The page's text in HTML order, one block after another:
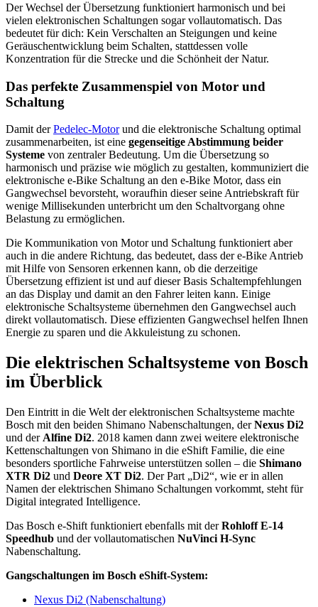
Der Wechsel der Übersetzung funktioniert harmonisch und bei
vielen elektronischen Schaltungen sogar vollautomatisch. Das
bedeutet für dich: Kein Verschalten an Steigungen und keine
Geräuschentwicklung beim Schalten, stattdessen volle
Konzentration für die Strecke und die Schönheit der Natur.
Das perfekte Zusammenspiel von Motor und
Schaltung
Damit derPedelec-Motorund die elektronische Schaltung optimal
zusammenarbeiten, ist eine gegenseitige Abstimmung beider
Systeme von zentraler Bedeutung. Um die Übersetzung so
harmonisch und präzise wie möglich zu gestalten, kommuniziert die
elektronische e-Bike Schaltung an den e-Bike Motor, dass ein
Gangwechsel bevorsteht, woraufhin dieser seine Antriebskraft für
wenige Millisekunden unterbricht um den Schaltvorgang ohne
Belastung zu ermöglichen.
Die Kommunikation von Motor und Schaltung funktioniert aber
auch in die andere Richtung, das bedeutet, dass der e-Bike Antrieb
mit Hilfe von Sensoren erkennen kann, ob die derzeitige
Übersetzung effizient ist und auf dieser Basis Schaltempfehlungen
an das Display und damit an den Fahrer leiten kann. Einige
elektronische Schaltsysteme übernehmen den Gangwechsel auch
direkt vollautomatisch. Diese effizienten Gangwechsel helfen Ihnen
Energie zu sparen und die Akkuleistung zu schonen.
Die elektrischen Schaltsysteme von Bosch
im Überblick
Den Eintritt in die Welt der elektronischen Schaltsysteme machte
Bosch mit den beiden Shimano Nabenschaltungen, derNexus Di2
und der Alfine Di2. 2018 kamen dann zwei weitere elektronische
Kettenschaltungen von Shimano in die eShift Familie, die eine
besonders sportliche Fahrweise unterstützen sollen – die Shimano
XTR Di2 und Deore XT Di2. Der Part „Di2“, wie er in allen
Namen der elektrischen Shimano Schaltungen vorkommt, steht für
Digital integrated Intelligence.
Das Bosch e-Shift funktioniert ebenfalls mit derRohloff E-14
Speedhub und der vollautomatischen NuVinci H-Sync
Nabenschaltung.
Gangschaltungen im Bosch eShift-System:
Nexus Di2 (Nabenschaltung)